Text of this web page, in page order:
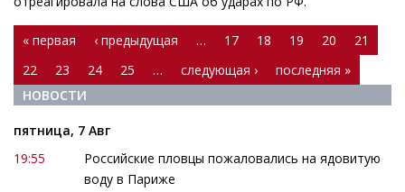
Страницы
« первая ‹ предыдущая … 17 18 19 20
21
22
23 24 25 … следующая ›
последняя »
НОВОСТИ
пятница, 7 Авг
19:55
Российские пловцы пожаловались на ядовитую
воду в Париже